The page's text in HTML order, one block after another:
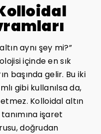
aynı şey mi?”
içinde en sık
başında gelir. Bu iki
gibi kullanılsa da,
Kolloidal altın
işaret
doğrudan